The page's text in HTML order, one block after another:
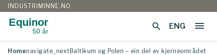
menu
INDUSTRIMINNE.NO
Equinor
50 år search ENG
Homenavigate_next Baltikum og Polen – ein del av kjerneområdet